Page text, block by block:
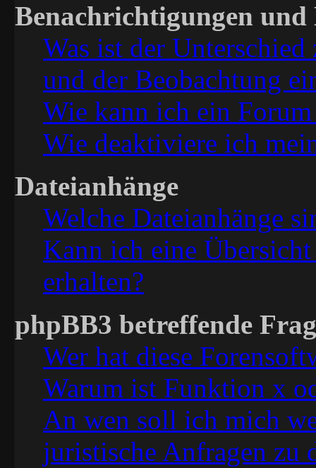
Benachrichtigungen und
Was ist der
und der Beobachtung
Wie kann ich ein
Wie deaktiviere ich
Dateianhänge
Welche Dateianhänge
Kann ich eine
erhalten?
phpBB3 betreffende
Wer hat diese
Warum ist Funktion x
An wen soll ich mich
juristische Anfragen zu